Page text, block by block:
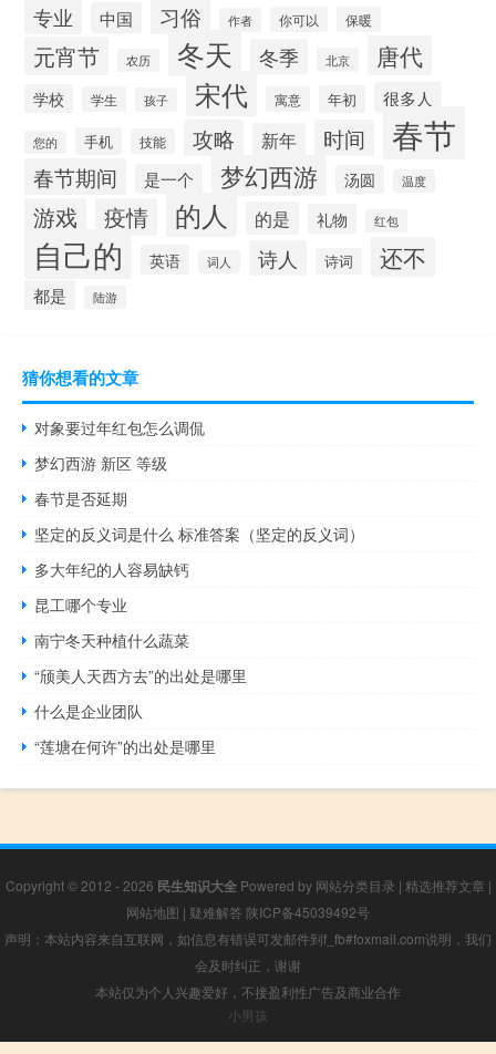
专业 中国 习俗 作者 你可以 保暖
元宵节 农历 冬天 冬季 北京 唐代
学校 学生 孩子 宋代 寓意 年初 很多人
您的 手机 技能 攻略 新年 时间 春节
春节期间 是一个 梦幻西游 汤圆 温度
游戏 疫情 的人 的是 礼物 红包
自己的 英语 词人 诗人 诗词 还不
都是 陆游
猜你想看的文章
对象要过年红包怎么调侃
梦幻西游 新区 等级
春节是否延期
坚定的反义词是什么 标准答案（坚定的反义词）
多大年纪的人容易缺钙
昆工哪个专业
南宁冬天种植什么蔬菜
“颀美人天西方去”的出处是哪里
什么是企业团队
“莲塘在何许”的出处是哪里
Copyright © 2012 - 2026 民生知识大全Powered by 网站分类目录 | 精选推荐文章 |
网站地图 | 疑难解答 陕ICP备45039492号
声明：本站内容来自互联网，如信息有错误可发邮件到f_fb#foxmail.com说明，我们
会及时纠正，谢谢
本站仅为个人兴趣爱好，不接盈利性广告及商业合作
小男孩